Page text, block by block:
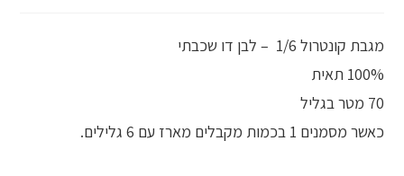
מגבת קונטרול 1/6 – לבן דו שכבתי
100% תאית
70 מטר בגליל
כאשר מסמנים 1 בכמות מקבלים מארז עם 6 גלילים.